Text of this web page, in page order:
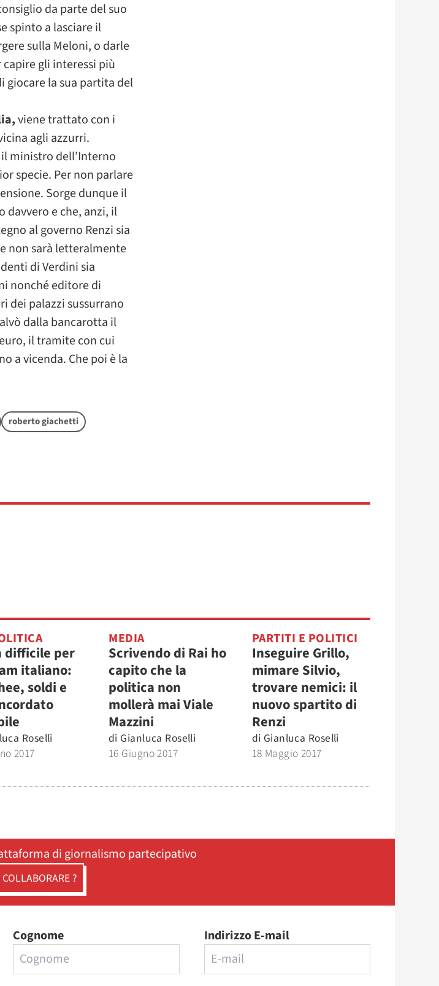
da parte del suo
spinto a lasciare il
sulla Meloni, o darle
gli interessi più
giocare la sua partita del
viene trattato con i
agli azzurri.
ministro dell’Interno
specie. Per non parlare
Sorge dunque il
davvero e che, anzi, il
al governo Renzi sia
non sarà letteralmente
di Verdini sia
nonché editore di
dei palazzi sussurrano
dalla bancarotta il
il tramite con cui
a vicenda. Che poi è la
roberto giachetti
difficile per
italiano:
soldi e
Roselli
2017
MEDIA
Scrivendo di Rai ho
capito che la
politica non
mollerà mai Viale
Mazzini
di Gianluca Roselli
16 Giugno 2017
PARTITI E POLITICI
Inseguire Grillo,
mimare Silvio,
trovare nemici: il
nuovo spartito di
Renzi
di Gianluca Roselli
18 Maggio 2017
di giornalismo partecipativo
?
Cognome Indirizzo E-mail